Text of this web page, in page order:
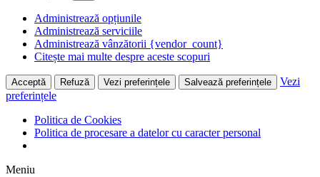
Administrează opțiunile
Administrează serviciile
Administrează vânzătorii {vendor_count}
Citește mai multe despre aceste scopuri
Acceptă Refuză Vezi preferințele Salvează preferințele
Vezi
preferințele
Politica de Cookies
Politica de procesare a datelor cu caracter personal
Meniu